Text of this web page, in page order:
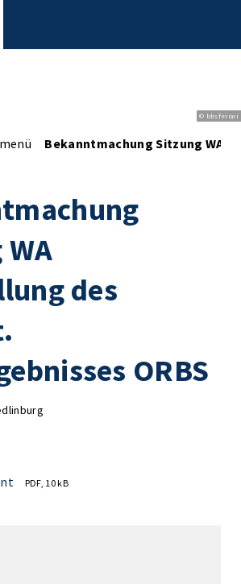
© bbsferrari
Bekanntmachung Sitzung WA
des
ORBS
PDF, 10 kB